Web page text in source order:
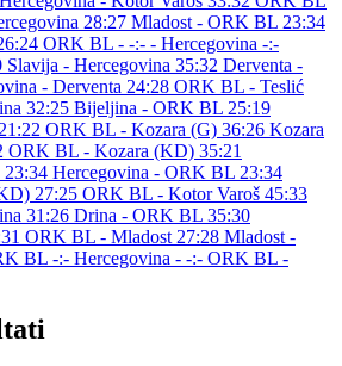
28:27 Mladost - ORK BL 23:34
ORK BL - -:- - Hercegovina -:-
Slavija - Hercegovina 35:32 Derventa -
- Derventa 24:28 ORK BL - Teslić
32:25 Bijeljina - ORK BL 25:19
ORK BL - Kozara (G) 36:26 Kozara
ORK BL - Kozara (KD) 35:21
Hercegovina - ORK BL 23:34
27:25 ORK BL - Kotor Varoš 45:33
31:26 Drina - ORK BL 35:30
ORK BL - Mladost 27:28 Mladost -
BL -:- Hercegovina - -:- ORK BL -